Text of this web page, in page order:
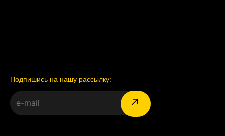
Подпишись на нашу рассылку: